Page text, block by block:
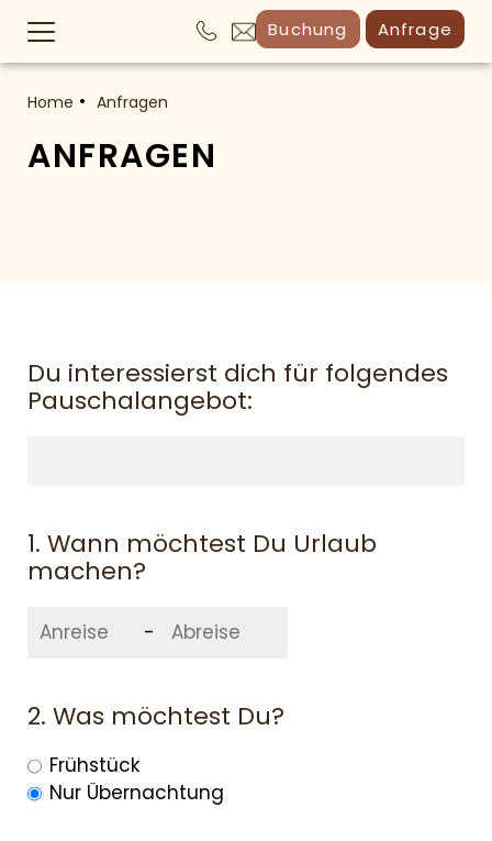
Buchung Anfrage
Home Anfragen
ANFRAGEN
Du interessierst dich für folgendes
Pauschalangebot:
1. Wann möchtest Du Urlaub
machen?
-
2. Was möchtest Du?
Frühstück
Nur Übernachtung